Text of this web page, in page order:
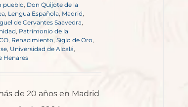
pueblo Don Quijote de la
Lengua Española Madrid
de Cervantes Saavedra
Patrimonio de la
, Renacimiento Siglo de Oro
Universidad de Alcalá
Henares
de 20 años en Madrid